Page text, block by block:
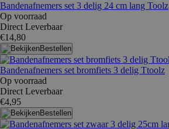
Bandenafnemers set 3 delig 24 cm lang Toolz
Op voorraad
Direct Leverbaar
€14,80
Bestellen
Bandenafnemers set bromfiets 3 delig Ttoolz
Op voorraad
Direct Leverbaar
€4,95
Bestellen